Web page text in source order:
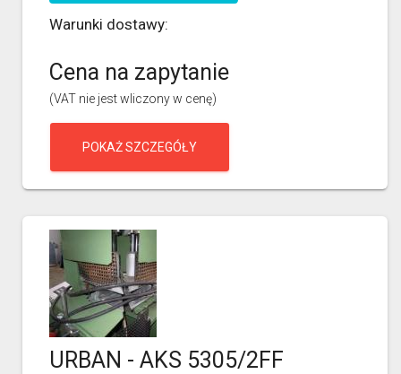
Warunki dostawy:
Cena na zapytanie
(VAT nie jest wliczony w cenę)
POKAŻ SZCZEGÓŁY
URBAN - AKS 5305/2FF